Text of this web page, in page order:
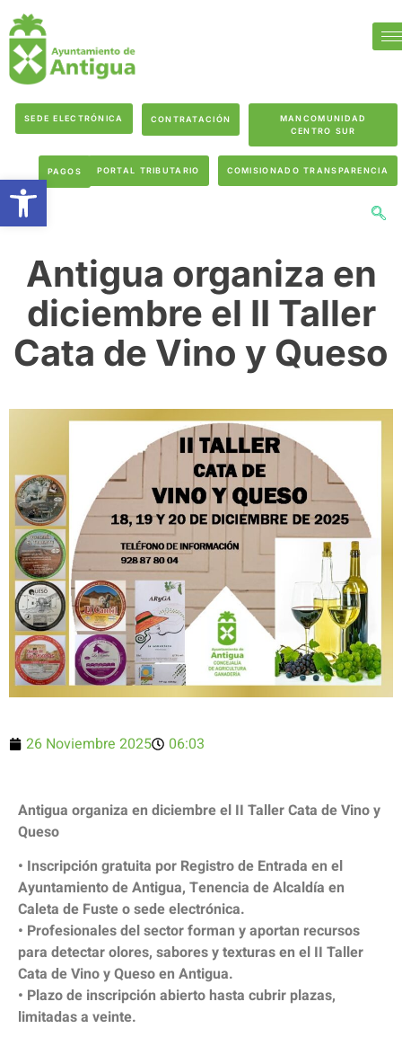
SEDE ELECTRÓNICA CONTRATACIÓN
MANCOMUNIDAD
CENTRO SUR
PAGOS PORTAL TRIBUTARIO COMISIONADO TRANSPARENCIA
Antigua organiza en
diciembre el II Taller
Cata de Vino y Queso
26 Noviembre 2025 06:03
Antigua organiza en diciembre el II Taller Cata de Vino y
Queso
• Inscripción gratuita por Registro de Entrada en el
Ayuntamiento de Antigua, Tenencia de Alcaldía en
Caleta de Fuste o sede electrónica.
• Profesionales del sector forman y aportan recursos
para detectar olores, sabores y texturas en el II Taller
Cata de Vino y Queso en Antigua.
• Plazo de inscripción abierto hasta cubrir plazas,
limitadas a veinte.
Abrir barra de herramientas